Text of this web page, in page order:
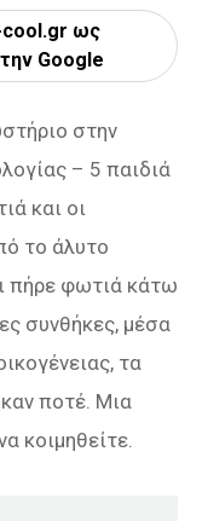
cool.gr ως
Google
στην
– 5 παιδιά
και οι
το άλυτο
πήρε φωτιά κάτω
συνθήκες, μέσα
τα
ποτέ. Μια
κοιμηθείτε.